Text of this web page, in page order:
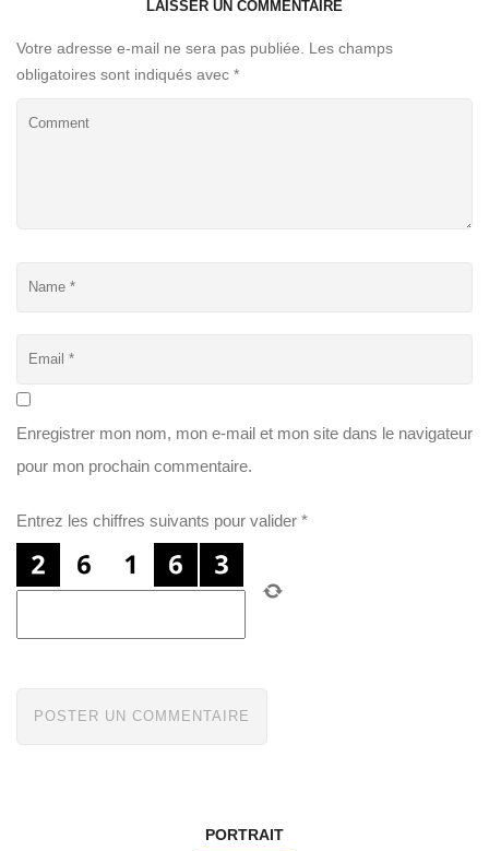
LAISSER UN COMMENTAIRE
Votre adresse e-mail ne sera pas publiée.
Les champs
obligatoires sont indiqués avec *
Enregistrer mon nom, mon e-mail et mon site dans le navigateur
pour mon prochain commentaire.
Entrez les chiffres suivants pour valider *
PORTRAIT